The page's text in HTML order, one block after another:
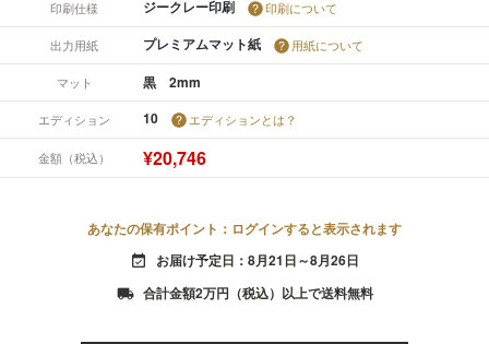
印刷仕様 ジークレー印刷 印刷について
出力用紙 プレミアムマット紙 用紙について
マット 黒 2mm
エディション 10 エディションとは？
金額（税込） ¥20,746
あなたの保有ポイント：ログインすると表示されます
event_available お届け予定日：8月21日～8月26日
local_shipping 合計金額2万円（税込）以上で送料無料